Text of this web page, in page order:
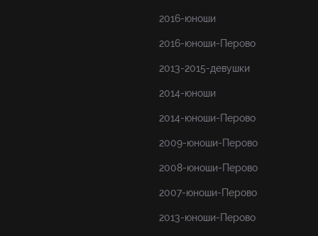
2016-юноши
2016-юноши-Перово
2013-2015-девушки
2014-юноши
2014-юноши-Перово
2009-юноши-Перово
2008-юноши-Перово
2007-юноши-Перово
2013-юноши-Перово